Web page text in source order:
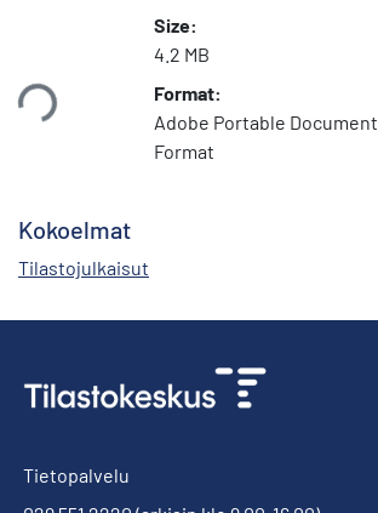
Size:
4.2 MB
Format:
Adobe Portable Document
Format
Kokoelmat
Tilastojulkaisut
Tietopalvelu